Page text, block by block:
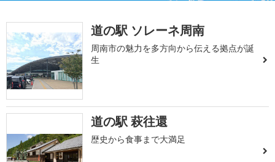
道の駅 ソレーネ周南
周南市の魅力を多方向から伝える拠点が誕
生
道の駅 萩往還
歴史から食事まで大満足